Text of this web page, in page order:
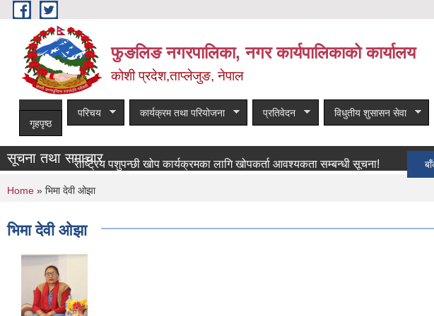
Skip to main content
फुङलिङ नगरपालिका, नगर कार्यपालिकाको कार्यालय
कोशी प्रदेश,ताप्लेजुङ, नेपाल
गृहपृष्ठ
परिचय कार्यक्रम तथा परियोजना प्रतिवेदन विधुतीय शुसासन सेवा
सूचना तथा समाचार
राष्ट्रिय पशुपन्छी खोप कार्यक्रमका लागि खोपकर्ता आवश्यकता सम्बन्धी सूचना! बाँकी समाचार
You are here
Home » भिमा देवी ओझा
भिमा देवी ओझा